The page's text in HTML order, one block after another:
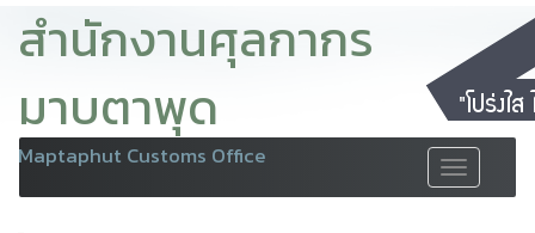
สำนักงานศุลกากร
มาบตาพุด
Maptaphut Customs Office
Toggle
navigation